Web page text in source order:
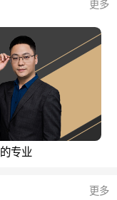
更多
专业
更多